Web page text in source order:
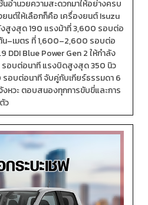
อำนวยความสะดวกมาให้อย่างครบ
นต์ให้เลือกก็คือ เครื่องยนต์ Isuzu
งสูงสุด 190 แรงม้าที่ 3,600 รอบต่อ
–เมตร ที่ 1,600–2,600 รอบต่อ
DDI Blue Power Gen 2 ให้กำลัง
อบต่อนาที แรงบิดสูงสุด 350 นิว
อบต่อนาที จับคู่กับเกียร์ธรรมดา 6
งหวะ ตอบสนองทุกการขับขี่และการ
ว